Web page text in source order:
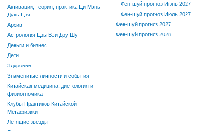
Активации, теория, практика Ци Мэнь
Дунь Цзя
Архив
Астрология Цзы Вэй Доу Шу
Деньги и бизнес
Дети
Здоровье
Знаменитые личности и события
Китайская медицина, диетология и
физиогномика
Клубы Практиков Китайской
Метафизики
Летящие звезды
Фен-шуй прогноз Июнь 2027
Фен-шуй прогноз Июль 2027
Фен-шуй прогноз 2027
Фен-шуй прогноз 2028